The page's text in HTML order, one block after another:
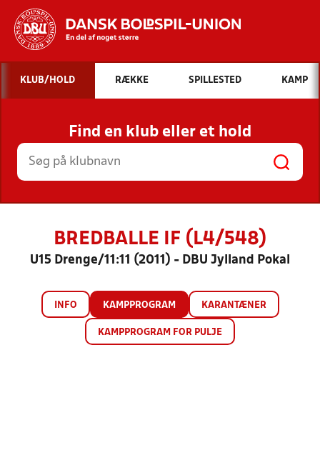
Hvad vil du søge efter?
INDHOLD OG NYHEDER
STILLINGER, RESULTATER, KLUBBER OG
HOLD
KLUB/HOLD RÆKKE SPILLESTED KAMP
Find en klub eller et hold
BREDBALLE IF (L4/548)
U15 Drenge/11:11 (2011) - DBU Jylland Pokal
INFO KAMPPROGRAM KARANTÆNER
KAMPPROGRAM FOR PULJE